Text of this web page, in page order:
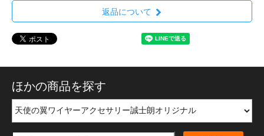
返品について
ほかの商品を探す